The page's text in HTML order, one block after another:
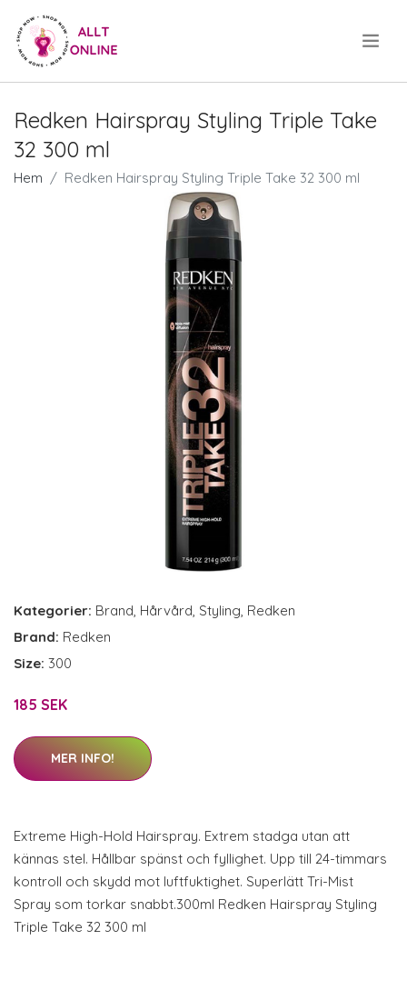
Redken Hairspray Styling Triple Take
32 300 ml
Hem Redken Hairspray Styling Triple Take 32 300 ml
Kategorier: Brand, Hårvård, Styling, Redken
Brand: Redken
Size: 300
185 SEK
MER INFO!
Extreme High-Hold Hairspray. Extrem stadga utan att
kännas stel. Hållbar spänst och fyllighet. Upp till 24-timmars
kontroll och skydd mot luftfuktighet. Superlätt Tri-Mist
Spray som torkar snabbt.300ml Redken Hairspray Styling
Triple Take 32 300 ml